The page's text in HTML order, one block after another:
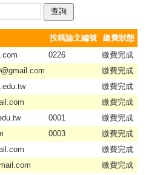
投稿論文編號
繳費狀態
0226
繳費完成
繳費完成
繳費完成
繳費完成
0001
繳費完成
0003
繳費完成
繳費完成
繳費完成